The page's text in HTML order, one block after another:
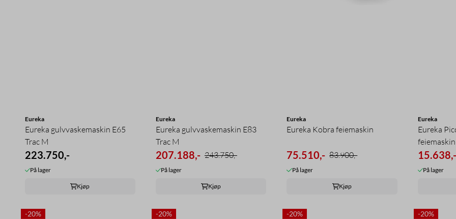
Eureka
Eureka gulvvaskemaskin E65
Trac M
223.750,-
På lager
Kjøp
Eureka
Eureka gulvvaskemaskin E83
Trac M
207.188,- 243.750,-
På lager
Kjøp
Eureka
Eureka Kobra feiemaskin
75.510,- 83.900,-
På lager
Kjøp
Eureka
Eureka
feiemaskin
15.638,-
På lager
-20% -20% -20% -20%